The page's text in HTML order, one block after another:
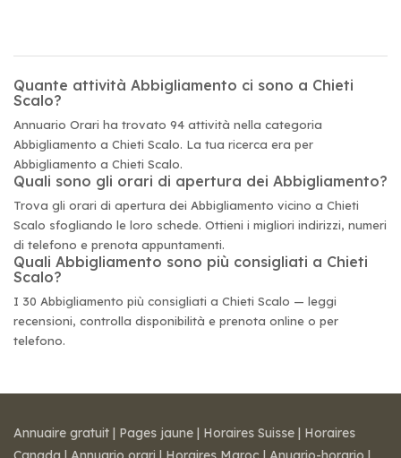
Quante attività Abbigliamento ci sono a Chieti
Scalo?
Annuario Orari ha trovato 94 attività nella categoria
Abbigliamento a Chieti Scalo. La tua ricerca era per
Abbigliamento a Chieti Scalo.
Quali sono gli orari di apertura dei Abbigliamento?
Trova gli orari di apertura dei Abbigliamento vicino a Chieti
Scalo sfogliando le loro schede. Ottieni i migliori indirizzi, numeri
di telefono e prenota appuntamenti.
Quali Abbigliamento sono più consigliati a Chieti
Scalo?
I 30 Abbigliamento più consigliati a Chieti Scalo — leggi
recensioni, controlla disponibilità e prenota online o per
telefono.
Annuaire gratuit | Pages jaune | Horaires Suisse | Horaires